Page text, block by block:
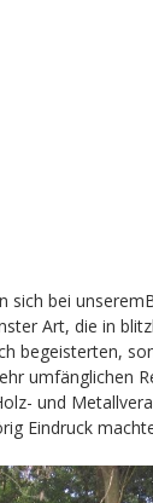
bei
Art, die in
begeisterten,
umfänglichen
und
Eindruck